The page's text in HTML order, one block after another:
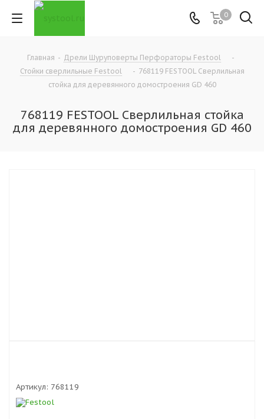
0
Главная - Дрели Шуруповерты Перфораторы Festool
-
Стойки сверлильные Festool
- 768119 FESTOOL Сверлильная
стойка для деревянного домостроения GD 460
768119 FESTOOL Сверлильная стойка
для деревянного домостроения GD 460
Артикул: 768119